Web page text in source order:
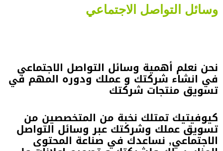
وسائل التواصل الاجتماعي
نحن نعلم أهمية وسائل التواصل الاجتماعي
في انشاء شركتك و عملك ودوره المهم في
تسويق منتجات شركتك
كيوفيتيك تمتلك نخبة من المتخصصين من
تسويق عملك وشركتك عبر وسائل التواصل
الاجتماعي, نساعدك في صناعة المحتوى